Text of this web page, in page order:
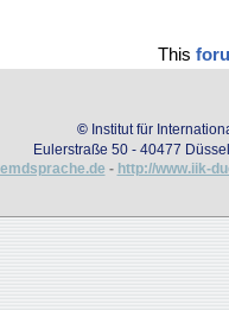
This
© Institut für
Eulerstraße 50 - 40477
- http://www.iik-